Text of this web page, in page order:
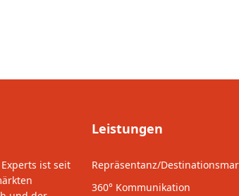
ist seit
Leistungen
Repräsentanz/
360° Kommunikation